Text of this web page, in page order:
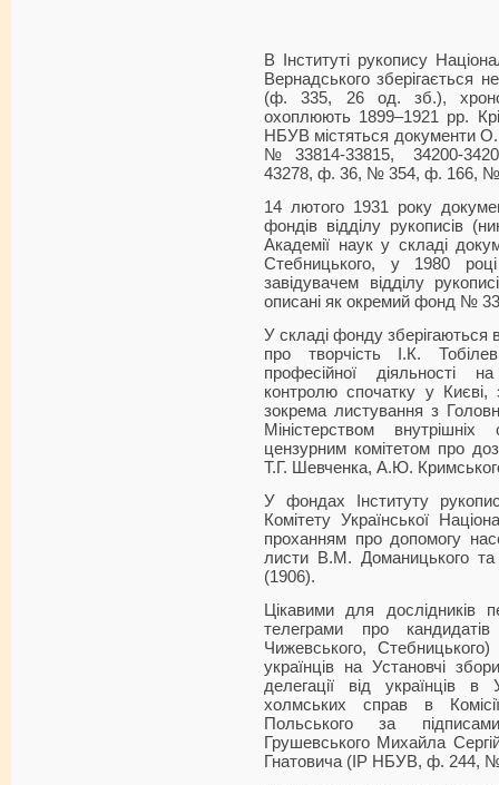
В Інституті рукопису
Вернадського зберігається
(ф. 335, 26 од. зб.),
охоплюють 1899–1921 рр.
НБУВ містяться документи
№33814-33815, 34200-
43278, ф. 36, № 354, ф. 166,
14 лютого 1931 року
фондів відділу рукописів
Академії наук у складі
Стебницького, у 1980
завідувачем відділу
описані як окремий фонд №
У складі фонду зберігаються
про творчість І.К.
професійної діяльності
контролю спочатку у Києві,
зокрема листування з
Міністерством
цензурним комітетом про
Т.Г. Шевченка, А.Ю.
У фондах Інституту
Комітету Української
проханням про допомогу
листи В.М. Доманицького
(1906).
Цікавими для дослідників
телеграми про
Чижевського,
українців на Установчі
делегації від українців
холмських справ в
Польського за
Грушевського Михайла
Гнатовича (ІР НБУВ, ф. 244,